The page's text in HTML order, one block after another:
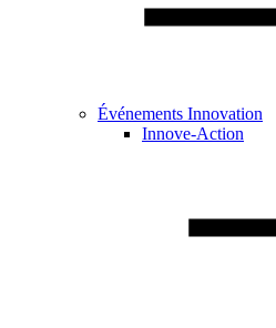
Événements Innovation
Innove-Action